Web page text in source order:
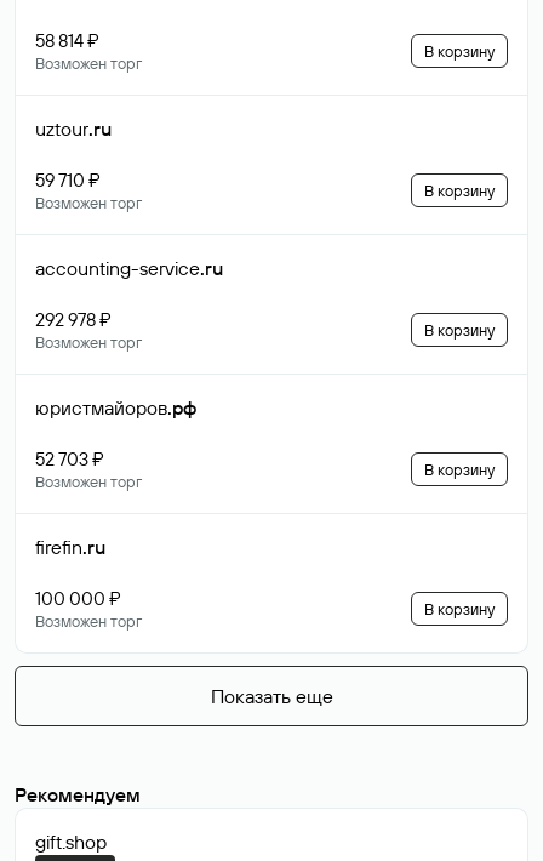
58 814 ₽
Возможен торг
В корзину
uztour.ru
59 710 ₽
Возможен торг
В корзину
accounting-service.ru
292 978 ₽
Возможен торг
В корзину
юристмайоров.рф
52 703 ₽
Возможен торг
В корзину
firefin.ru
100 000 ₽
Возможен торг
В корзину
Показать еще
Рекомендуем
gift.shop